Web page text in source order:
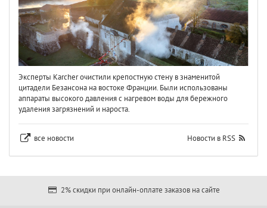
Эксперты Karcher очистили крепостную стену в знаменитой
цитадели Безансона на востоке Франции. Были использованы
аппараты высокого давления с нагревом воды для бережного
удаления загрязнений и нароста.
все новости Новости в RSS
2% скидки при онлайн-оплате заказов на сайте